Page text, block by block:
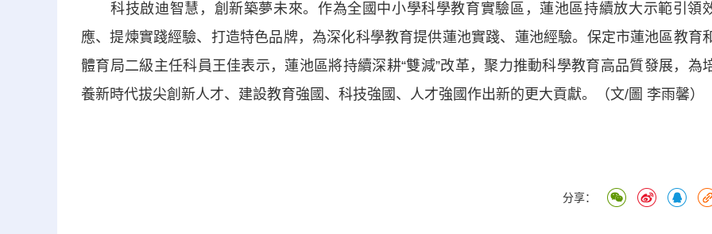
科技啟迪智慧，創新築夢未來。作為全國中小學科學教育實驗區，蓮池區持續放大示範引領
應、提煉實踐經驗、打造特色品牌，為深化科學教育提供蓮池實踐、蓮池經驗。保定市蓮池區教育
體育局二級主任科員王佳表示，蓮池區將持續深耕“雙減”改革，聚力推動科學教育高品質發展，為
養新時代拔尖創新人才、建設教育強國、科技強國、人才強國作出新的更大貢獻。（文/圖 李雨馨）
分享：